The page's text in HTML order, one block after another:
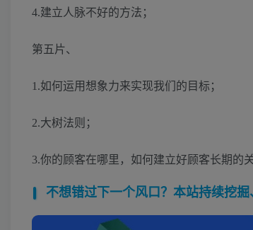
4.建立人脉不好的方法；
第五片、
1.如何运用想象力来实现我们的目标；
2.大树法则；
3.你的顾客在哪里，如何建立好顾客长期的关
不想错过下一个风口？本站持续挖